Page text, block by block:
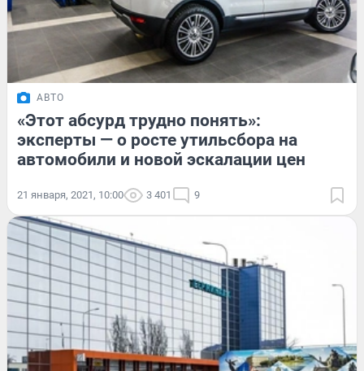
АВТО
«Этот абсурд трудно понять»:
эксперты — о росте утильсбора на
автомобили и новой эскалации цен
21 января, 2021, 10:00 3 401 9